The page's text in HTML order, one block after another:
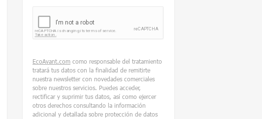
EcoAvant.com como responsable del tratamiento
tratará tus datos con la finalidad de remitirte
nuestra newsletter con novedades comerciales
sobre nuestros servicios. Puedes acceder,
rectificar y suprimir tus datos, así como ejercer
otros derechos consultando la información
adicional y detallada sobre protección de datos